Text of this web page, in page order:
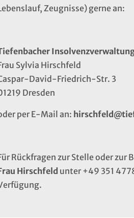
Zeugnisse) gerne an:
Sylvia Hirschfeld
David-Friedrich-Str. 3
Dresden
per E-Mail an:
Rückfragen zur Stelle oder zur
Hirschfeld unter +49 351